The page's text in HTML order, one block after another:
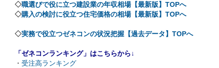
◇職選びで役に立つ建設業の年収相場【最新版】TOPへ
◇購入の検討に役立つ住宅価格の相場【最新版】TOPへ
◇実務で役立つゼネコンの状況把握【過去データ】TOPへ
「ゼネコンランキング」はこちらから↓
・ 受注高ランキング